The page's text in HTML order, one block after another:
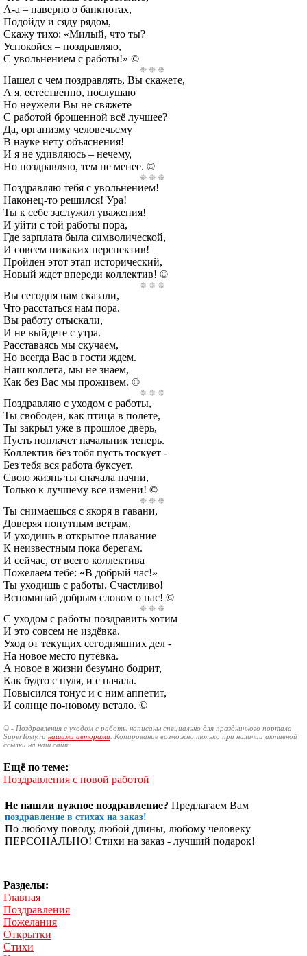
А-а – наверно о банкнотах,
Подойду и сяду рядом,
Скажу тихо: «Милый, что ты?
Успокойся – поздравляю,
С увольнением с работы!» ©
Нашел с чем поздравлять, Вы скажете,
А я, естественно, послушаю
Но неужели Вы не свяжете
С работой брошенной всё лучшее?
Да, организму человечьему
В науке нету объяснения!
И я не удивляюсь – нечему,
Но поздравляю, тем не менее. ©
Поздравляю тебя с увольнением!
Наконец-то решился! Ура!
Ты к себе заслужил уважения!
И уйти с той работы пора,
Где зарплата была символической,
И совсем никаких перспектив!
Пройден этот этап исторический,
Новый ждет впереди коллектив! ©
Вы сегодня нам сказали,
Что расстаться нам пора.
Вы работу отыскали,
И не выйдете с утра.
Расставаясь мы скучаем,
Но всегда Вас в гости ждем.
Наш коллега, мы не знаем,
Как без Вас мы проживем. ©
Поздравляю с уходом с работы,
Ты свободен, как птица в полете,
Ты закрыл уже в прошлое дверь,
Пусть поплачет начальник теперь.
Коллектив без тобя пусть тоскует -
Без тебя вся работа буксует.
Свою жизнь ты сначала начни,
Только к лучшему все измени! ©
Ты снимаешься с якоря в гавани,
Доверяя попутным ветрам,
И уходишь в открытое плавание
К неизвестным пока берегам.
И сейчас, от всего коллектива
Пожелаем тебе: «В добрый час!»
Ты уходишь с работы. Счастливо!
Вспоминай добрым словом о нас! ©
С уходом с работы поздравить хотим
И это совсем не издёвка.
Уход от текущих сегодняшних дел -
На новое место путёвка.
А новое в жизни безумно бодрит,
Как будто с нуля, и с начала.
Повысился тонус и с ним аппетит,
И солнце по-новому встало. ©
© - Поздравления с уходом с работы написаны специально для праздничного портала
SuperTosty.ru нашими авторами . Копирование возможно только при наличии активной
ссылки на наш сайт.
Ещё по теме:
Поздравления с новой работой
Не нашли нужное поздравление? Предлагаем Вам
поздравление в стихах на заказ!
По любому поводу, любой длины, любому человеку
ПЕРСОНАЛЬНО! Стихи на заказ - лучший подарок!
Разделы:
Главная
Поздравления
Пожелания
Открытки
Стихи